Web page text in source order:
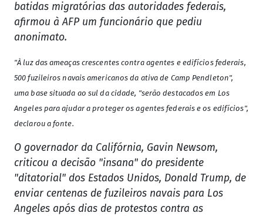
batidas migratórias das autoridades federais,
afirmou à AFP um funcionário que pediu
anonimato.
"À luz das ameaças crescentes contra agentes e edifícios federais,
500 fuzileiros navais americanos da ativa de Camp Pendleton",
uma base situada ao sul da cidade, "serão destacados em Los
Angeles para ajudar a proteger os agentes federais e os edifícios",
declarou a fonte.
O governador da Califórnia, Gavin Newsom,
criticou a decisão "insana" do presidente
"ditatorial" dos Estados Unidos, Donald Trump, de
enviar centenas de fuzileiros navais para Los
Angeles após dias de protestos contra as